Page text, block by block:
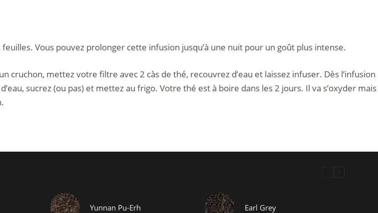
Vous pouvez prolonger cette infusion jusqu’à une nuit pour un goût plus intense.
cruchon, mettez votre filtre avec 2 càs de thé, recouvrez d’eau et laissez infuser. Dès l’infusion
sucrez (ou pas) et mettez au frigo. Votre thé est à boire dans les 2 jours. Il va s’oxyder mais
Yunnan Pu-Erh Earl Grey